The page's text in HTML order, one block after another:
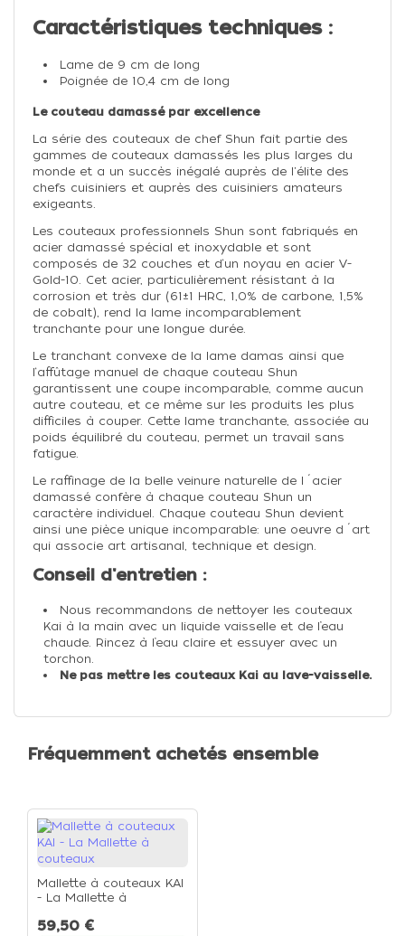
Caractéristiques techniques :
Lame de 9 cm de long
Poignée de 10,4 cm de long
Le couteau damassé par excellence
La série des couteaux de chef Shun fait partie des
gammes de couteaux damassés les plus larges du
monde et a un succès inégalé auprès de l'élite des
chefs cuisiniers et auprès des cuisiniers amateurs
exigeants.
Les couteaux professionnels Shun sont fabriqués en
acier damassé spécial et inoxydable et sont
composés de 32 couches et d‘un noyau en acier V-
Gold-10. Cet acier, particulièrement résistant à la
corrosion et très dur (61±1 HRC, 1,0% de carbone, 1,5%
de cobalt), rend la lame incomparablement
tranchante pour une longue durée.
Le tranchant convexe de la lame damas ainsi que
l‘affûtage manuel de chaque couteau Shun
garantissent une coupe incomparable, comme aucun
autre couteau, et ce même sur les produits les plus
difficiles à couper. Cette lame tranchante, associée au
poids équilibré du couteau, permet un travail sans
fatigue.
Le raffinage de la belle veinure naturelle de l´acier
damassé confère à chaque couteau Shun un
caractère individuel. Chaque couteau Shun devient
ainsi une pièce unique incomparable: une oeuvre d´art
qui associe art artisanal, technique et design.
Conseil d'entretien :
Nous recommandons de nettoyer les couteaux
Kai à la main avec un liquide vaisselle et de l’eau
chaude. Rincez à l’eau claire et essuyer avec un
torchon.
Ne pas mettre les couteaux Kai au lave-vaisselle.
Fréquemment achetés ensemble
Mallette à couteaux KAI
- La Mallette à
59,50 €